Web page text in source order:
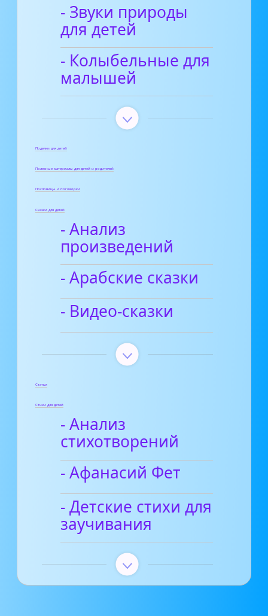
- Звуки природы
для детей
- Колыбельные для
малышей
Поделки для детей
Полезные материалы для детей и родителей
Пословицы и поговорки
Сказки для детей
- Анализ
произведений
- Арабские сказки
- Видео-сказки
Статьи
Стихи для детей
- Анализ
стихотворений
- Афанасий Фет
- Детские стихи для
заучивания